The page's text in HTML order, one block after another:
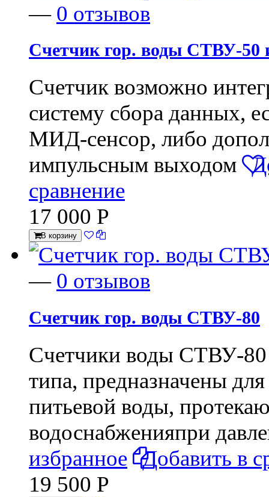
— 0 отзывов
Счетчик гор. воды СТВУ-50
Счетчик возможно
систему сбора данных,
МИД-сенсор, либо
импульсным выходом
сравнение
17 000 Р
В корзину
— 0 отзывов
Счетчик гор. воды СТВУ-80
Счетчики воды СТВУ-
типа, предназначены
питьевой воды,
водоснабженияпри
избранное
Добавить в
19 500 Р